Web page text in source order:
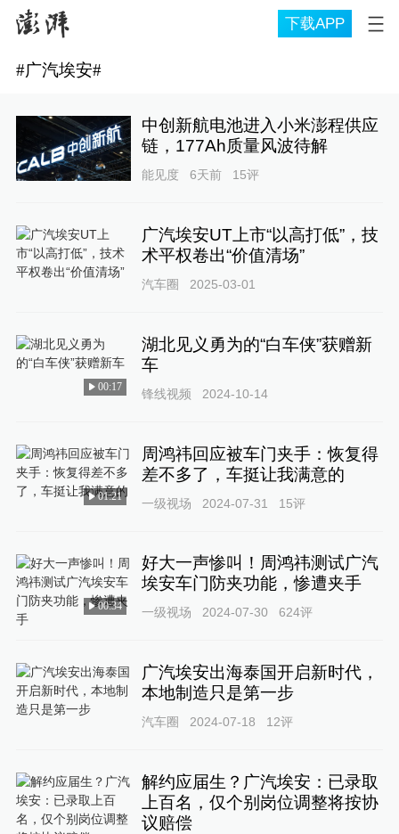
下载APP
#广汽埃安#
中创新航电池进入小米澎程供应
链，177Ah质量风波待解
能见度 6天前 15评
广汽埃安UT上市“以高打低”，技
术平权卷出“价值清场”
汽车圈 2025-03-01
00:17
湖北见义勇为的“白车侠”获赠新
车
锋线视频 2024-10-14
01:21
周鸿祎回应被车门夹手：恢复得
差不多了，车挺让我满意的
一级视场 2024-07-31 15评
00:34
好大一声惨叫！周鸿祎测试广汽
埃安车门防夹功能，惨遭夹手
一级视场 2024-07-30 624评
广汽埃安出海泰国开启新时代，
本地制造只是第一步
汽车圈 2024-07-18 12评
解约应届生？广汽埃安：已录取
上百名，仅个别岗位调整将按协
议赔偿